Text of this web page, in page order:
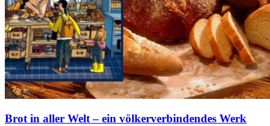
Brot in aller Welt – ein völkerverbindendes Werk